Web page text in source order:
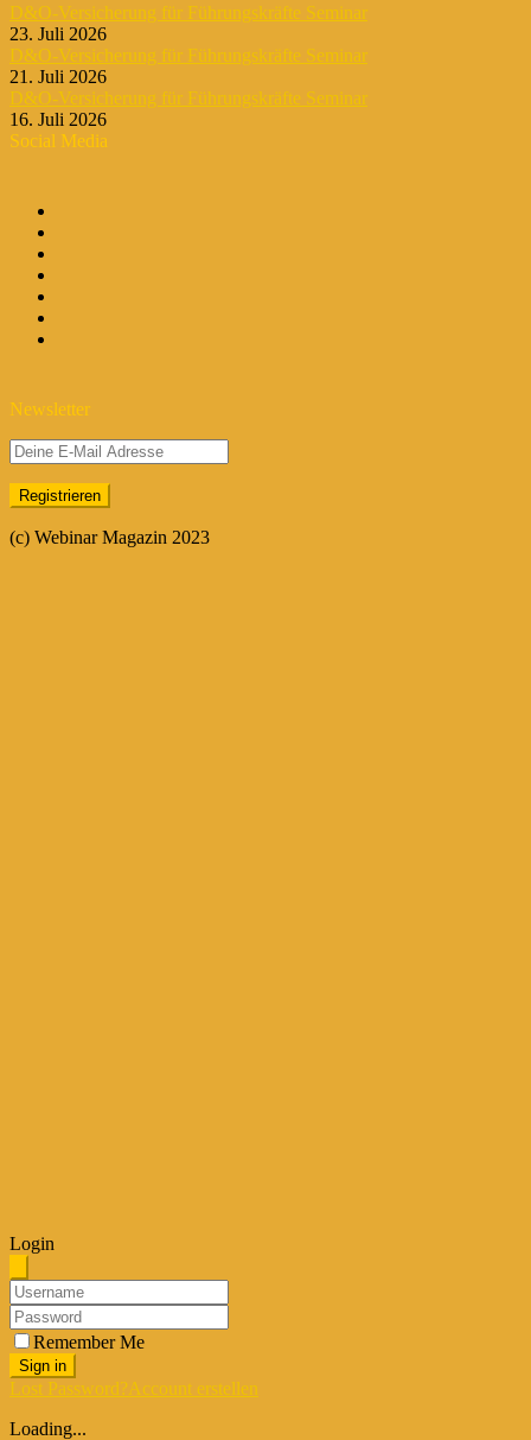
D&O-Versicherung für Führungskräfte Seminar
23. Juli 2026
D&O-Versicherung für Führungskräfte Seminar
21. Juli 2026
D&O-Versicherung für Führungskräfte Seminar
16. Juli 2026
Social Media
Newsletter
(c) Webinar Magazin 2023
Login
Remember Me
Sign in
Lost Password?Account erstellen
Loading...